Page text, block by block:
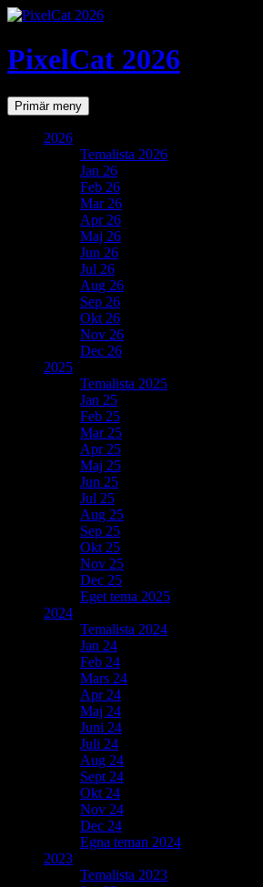
PixelCat 2026
SökPrimär meny Gå
till
2026
Temalista 2026
Jan 26
Feb 26
Mar 26
Apr 26
Maj 26
Jun 26
Jul 26
Aug 26
Sep 26
Okt 26
Nov 26
Dec 26
2025
Temalista 2025
Jan 25
Feb 25
Mar 25
Apr 25
Maj 25
Jun 25
Jul 25
Aug 25
Sep 25
Okt 25
Nov 25
Dec 25
Eget tema 2025
2024
Temalista 2024
Jan 24
Feb 24
Mars 24
Apr 24
Maj 24
Juni 24
Juli 24
Aug 24
Sept 24
Okt 24
Nov 24
Dec 24
Egna teman 2024
2023
Temalista 2023